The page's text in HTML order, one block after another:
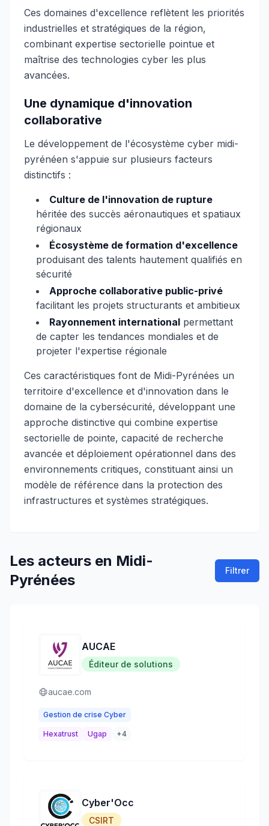
Ces domaines d'excellence reflètent les priorités
industrielles et stratégiques de la région,
combinant expertise sectorielle pointue et
maîtrise des technologies cyber les plus
avancées.
Une dynamique d'innovation
collaborative
Le développement de l'écosystème cyber midi-
pyrénéen s'appuie sur plusieurs facteurs
distinctifs :
Culture de l'innovation de rupture
héritée des succès aéronautiques et spatiaux
régionaux
Écosystème de formation d'excellence
produisant des talents hautement qualifiés en
sécurité
Approche collaborative public-privé
facilitant les projets structurants et ambitieux
Rayonnement international permettant
de capter les tendances mondiales et de
projeter l'expertise régionale
Ces caractéristiques font de Midi-Pyrénées un
territoire d'excellence et d'innovation dans le
domaine de la cybersécurité, développant une
approche distinctive qui combine expertise
sectorielle de pointe, capacité de recherche
avancée et déploiement opérationnel dans des
environnements critiques, constituant ainsi un
modèle de référence dans la protection des
infrastructures et systèmes stratégiques.
Les acteurs en Midi-
Pyrénées
Filtrer
AUCAE
Éditeur de solutions
aucae.com
Gestion de crise Cyber
Hexatrust Ugap +4
Cyber'Occ
CSIRT